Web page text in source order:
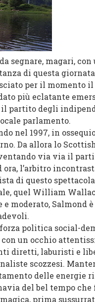
segnare, magari,
di questa
per il momento
più eclatante
partito degli
parlamento.
nel 1997, in
Da allora lo
via via il
l’arbitro
di questo
quel William
moderato, Salmond
politica social-
un occhio
diretti, laburisti e
scozzesi.
delle
del bel tempo che
prima